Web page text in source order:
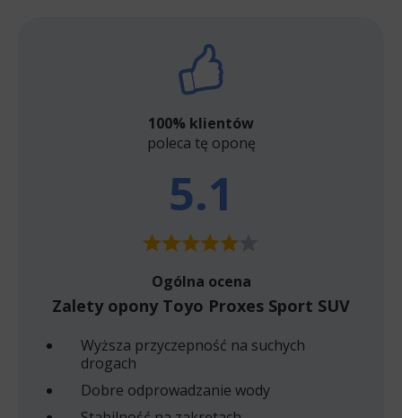
100% klientów
poleca tę oponę
5.1
Ogólna ocena
Zalety opony Toyo Proxes Sport SUV
Wyższa przyczepność na suchych
drogach
Dobre odprowadzanie wody